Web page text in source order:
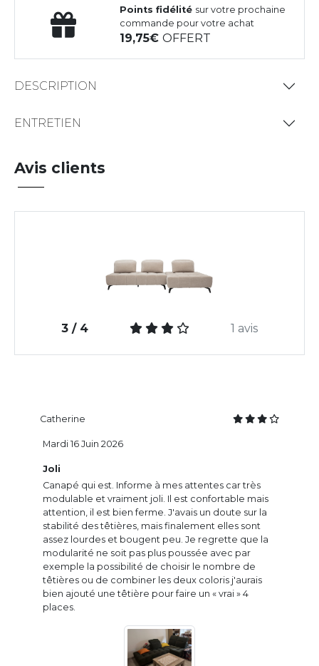
Points fidélité sur votre prochaine
commande pour votre achat
19,75OFFERT
DESCRIPTION
ENTRETIEN
Avis clients
3 / 4 1 avis
Catherine
Joli
Canapé qui est. Informe à mes attentes car très
modulable et vraiment joli. Il est confortable mais
attention, il est bien ferme. J'avais un doute sur la
stabilité des têtières, mais finalement elles sont
assez lourdes et bougent peu. Je regrette que la
modularité ne soit pas plus poussée avec par
exemple la possibilité de choisir le nombre de
têtières ou de combiner les deux coloris j'aurais
bien ajouté une têtière pour faire un « vrai » 4
places.
Mardi 16 Juin 2026